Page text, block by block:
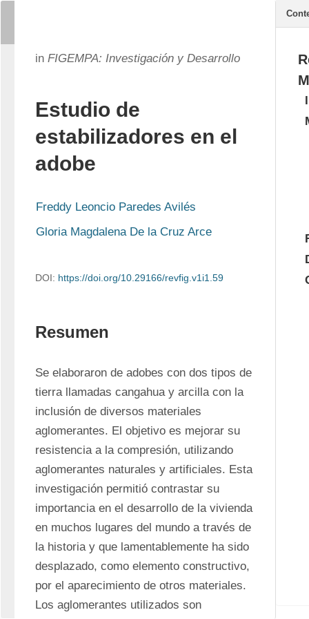
in FIGEMPA: Investigación y Desarrollo
Estudio de
estabilizadores en el
adobe
Freddy Leoncio Paredes Avilés
Gloria Magdalena De la Cruz Arce
DOI: https://doi.org/10.29166/revfig.v1i1.59
Resumen
Se elaboraron de adobes con dos tipos de
tierra llamadas cangahua y arcilla con la
inclusión de diversos materiales
aglomerantes. El objetivo es mejorar su
resistencia a la compresión, utilizando
aglomerantes naturales y artificiales. Esta
investigación permitió contrastar su
importancia en el desarrollo de la vivienda
en muchos lugares del mundo a través de
la historia y que lamentablemente ha sido
desplazado, como elemento constructivo,
por el aparecimiento de otros materiales.
Los aglomerantes utilizados son